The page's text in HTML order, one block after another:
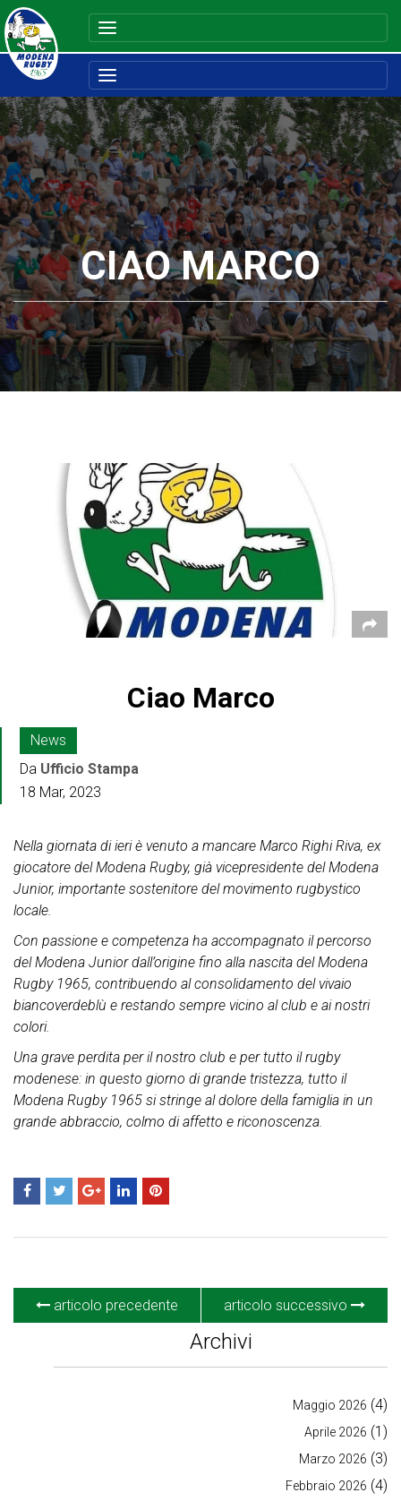
CIAO MARCO
Ciao Marco
News
Da Ufficio Stampa
18 Mar, 2023
Nella giornata di ieri è venuto a mancare Marco Righi Riva, ex
giocatore del Modena Rugby, già vicepresidente del Modena
Junior, importante sostenitore del movimento rugbystico
locale.
Con passione e competenza ha accompagnato il percorso
del Modena Junior dall’origine fino alla nascita del Modena
Rugby 1965, contribuendo al consolidamento del vivaio
biancoverdeblù e restando sempre vicino al club e ai nostri
colori.
Una grave perdita per il nostro club e per tutto il rugby
modenese: in questo giorno di grande tristezza, tutto il
Modena Rugby 1965 si stringe al dolore della famiglia in un
grande abbraccio, colmo di affetto e riconoscenza.
articolo precedente articolo successivo
Archivi
Maggio 2026 (4)
Aprile 2026 (1)
Marzo 2026 (3)
Febbraio 2026 (4)